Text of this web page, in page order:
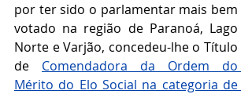
por ter sido o parlamentar mais bem
votado na região de Paranoá, Lago
Norte e Varjão, concedeu-lhe o Título
de Comendadora da Ordem do